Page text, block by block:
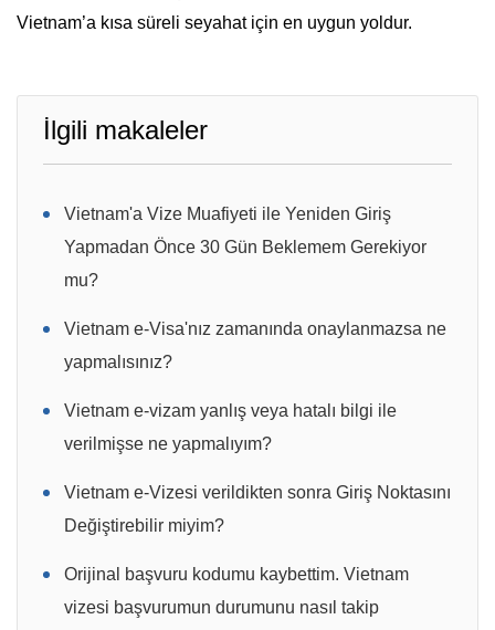
Vietnam’a kısa süreli seyahat için en uygun yoldur.
İlgili makaleler
Vietnam'a Vize Muafiyeti ile Yeniden Giriş
Yapmadan Önce 30 Gün Beklemem Gerekiyor
mu?
Vietnam e-Visa'nız zamanında onaylanmazsa ne
yapmalısınız?
Vietnam e-vizam yanlış veya hatalı bilgi ile
verilmişse ne yapmalıyım?
Vietnam e-Vizesi verildikten sonra Giriş Noktasını
Değiştirebilir miyim?
Orijinal başvuru kodumu kaybettim. Vietnam
vizesi başvurumun durumunu nasıl takip